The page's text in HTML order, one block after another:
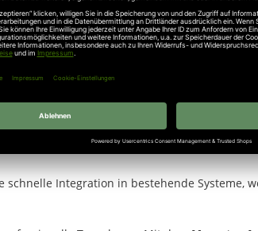
eignet sich für unterschiedliche Tor- und
Anwendung sowohl im gewerblichen
mit einem passenden Aufnahmeprofil
Integration in bestehende